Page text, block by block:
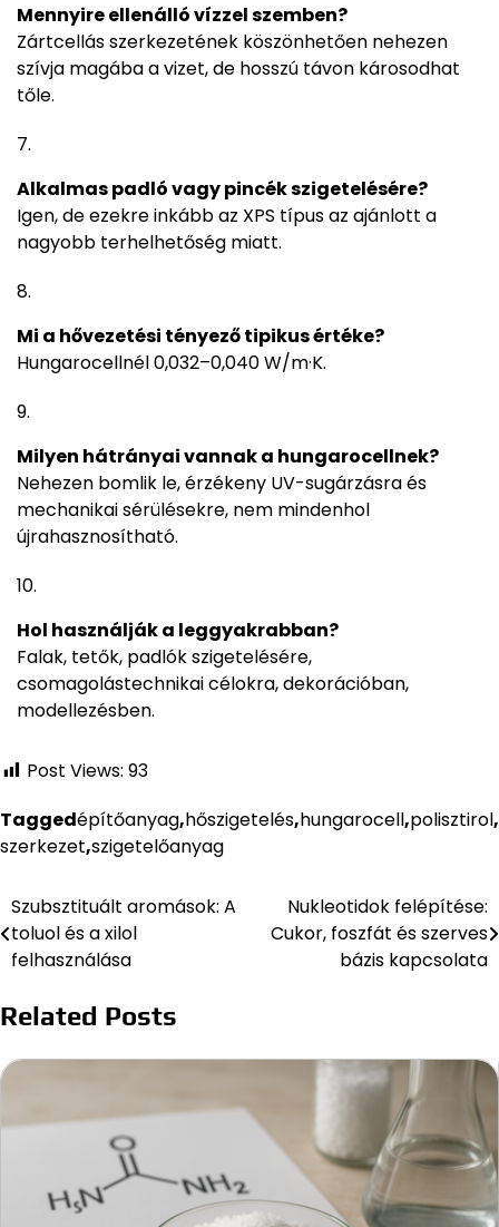
Mennyire ellenálló vízzel szemben?
Zártcellás szerkezetének köszönhetően nehezen
szívja magába a vizet, de hosszú távon károsodhat
tőle.
Alkalmas padló vagy pincék szigetelésére?
Igen, de ezekre inkább az XPS típus az ajánlott a
nagyobb terhelhetőség miatt.
Mi a hővezetési tényező tipikus értéke?
Hungarocellnél 0,032–0,040 W/m·K.
Milyen hátrányai vannak a hungarocellnek?
Nehezen bomlik le, érzékeny UV-sugárzásra és
mechanikai sérülésekre, nem mindenhol
újrahasznosítható.
Hol használják a leggyakrabban?
Falak, tetők, padlók szigetelésére,
csomagolástechnikai célokra, dekorációban,
modellezésben.
Post Views: 93
Taggedépítőanyag,hőszigetelés,hungarocell,polisztirol,
szerkezet,szigetelőanyag
Bejegyzés
navigáció
Szubsztituált aromások: A
toluol és a xilol
felhasználása
Nukleotidok felépítése:
Cukor, foszfát és szerves
bázis kapcsolata
Related Posts